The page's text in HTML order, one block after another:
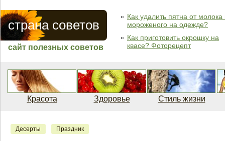
страна советов
сайт полезных советов
Как удалить пятна от молока
мороженого на одежде?
Как приготовить окрошку на
квасе? Фоторецепт
Красота Здоровье Стиль жизни
Десерты Праздник